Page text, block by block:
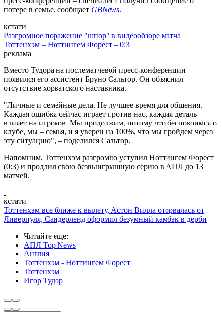
потере в семье, сообщает GBNews.
кстати
Разгромное поражение "шпор" в видеообзоре матча
Тоттенхэм – Ноттингем Форест – 0:3
реклама
Вместо Тудора на послематчевой пресс-конференции
появился его ассистент Бруно Сальтор. Он объяснил
отсутствие хорватского наставника.
"Личные и семейные дела. Не лучшее время для общения.
Каждая ошибка сейчас играет против нас, каждая деталь
влияет на игроков. Мы продолжим, потому что беспокоимся о
клубе, мы – семья, и я уверен на 100%, что мы пройдем через
эту ситуацию", – поделился Сальтор.
Напомним, Тоттенхэм разгромно уступил Ноттингем Форест
(0:3) и продлил свою безвыигрышную серию в АПЛ до 13
матчей.
кстати
Тоттенхэм все ближе к вылету, Астон Вилла оторвалась от
Ливерпуля, Сандерленд оформил безумный камбэк в дерби
Читайте еще:
АПЛ Top News
Англия
Тоттенхэм - Ноттингем Форест
Тоттенхэм
Игор Тудор